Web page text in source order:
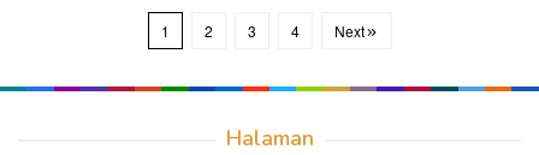
1 2 3 4 Next
Halaman